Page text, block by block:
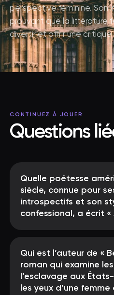
perspective féminine. Son
prouvant que la littérature
divertir et offrir une critique
CONTINUEZ À JOUER
Questions
Quelle poétesse
siècle, connue pour
introspectifs et son
confessional, a écrit «
Qui est l’auteur de «
roman qui examine
l’esclavage aux
les yeux d’une